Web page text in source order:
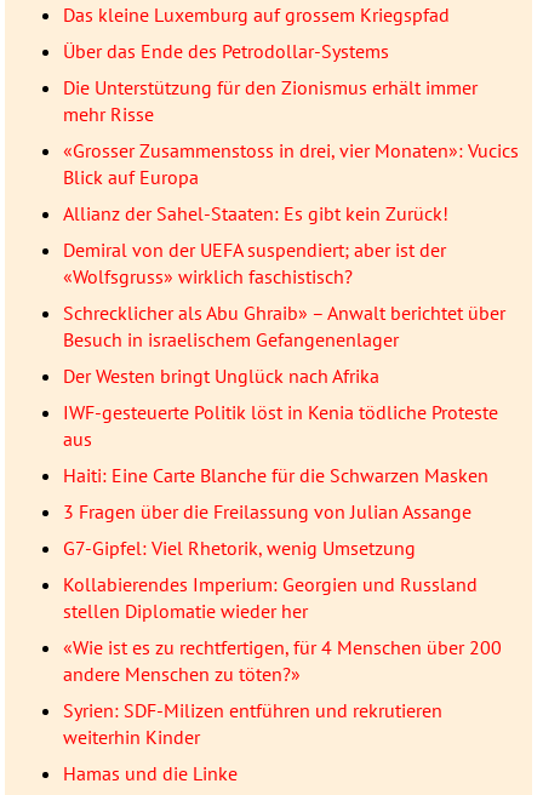
Das kleine Luxemburg auf grossem Kriegspfad
Über das Ende des Petrodollar-Systems
Die Unterstützung für den Zionismus erhält immer
mehr Risse
«Grosser Zusammenstoss in drei, vier Monaten»: Vucics
Blick auf Europa
Allianz der Sahel-Staaten: Es gibt kein Zurück!
Demiral von der UEFA suspendiert; aber ist der
«Wolfsgruss» wirklich faschistisch?
Schrecklicher als Abu Ghraib» – Anwalt berichtet über
Besuch in israelischem Gefangenenlager
Der Westen bringt Unglück nach Afrika
IWF-gesteuerte Politik löst in Kenia tödliche Proteste
aus
Haiti: Eine Carte Blanche für die Schwarzen Masken
3 Fragen über die Freilassung von Julian Assange
G7-Gipfel: Viel Rhetorik, wenig Umsetzung
Kollabierendes Imperium: Georgien und Russland
stellen Diplomatie wieder her
«Wie ist es zu rechtfertigen, für 4 Menschen über 200
andere Menschen zu töten?»
Syrien: SDF-Milizen entführen und rekrutieren
weiterhin Kinder
Hamas und die Linke